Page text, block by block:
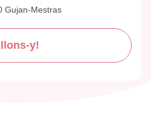
Gujan-Mestras
y!